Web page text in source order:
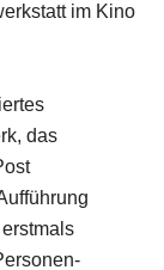
im Kino
das